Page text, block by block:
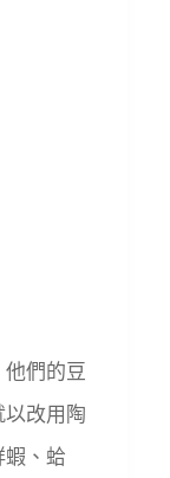
他們的豆
改用陶
蝦、蛤